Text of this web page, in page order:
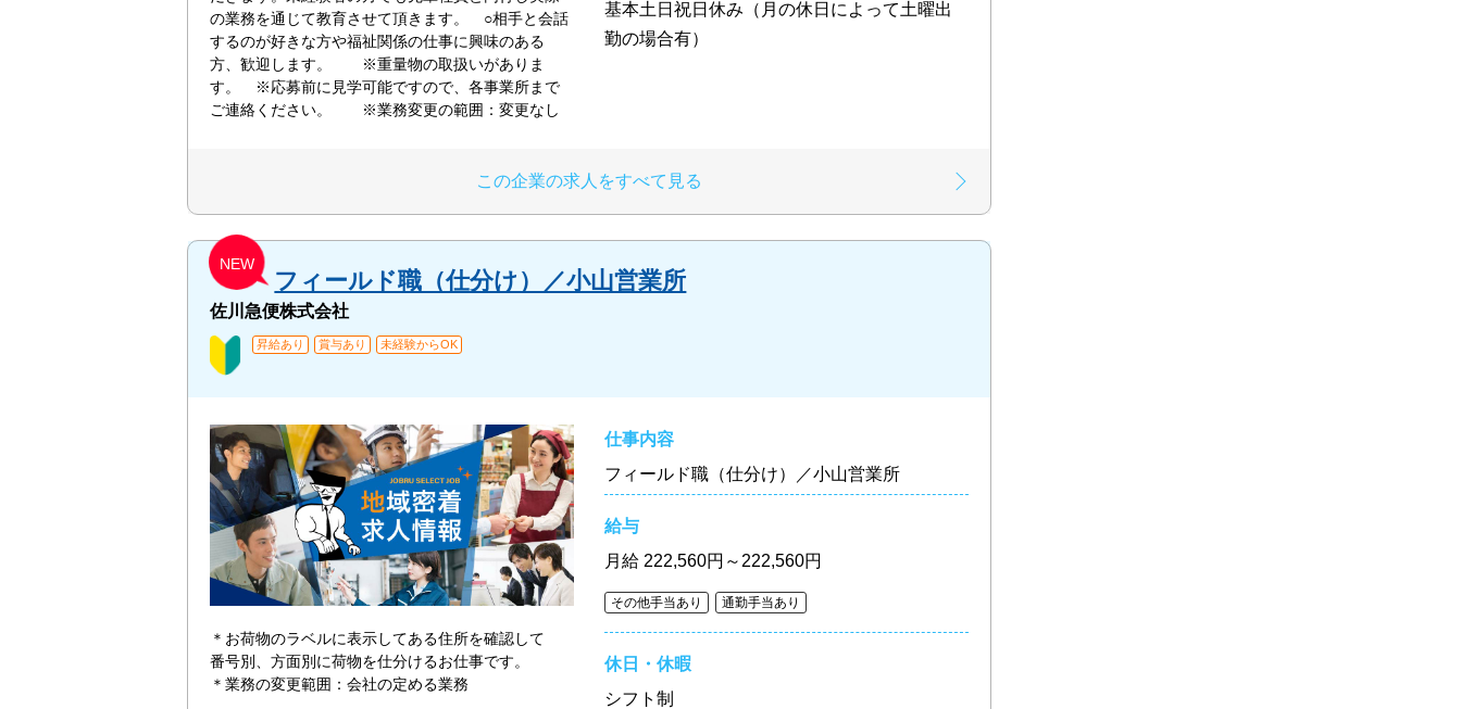
の業務を通じて教育させて頂きます。 ○相手と会話
するのが好きな方や福祉関係の仕事に興味のある
方、歓迎します。 ※重量物の取扱いがありま
す。 ※応募前に見学可能ですので、各事業所まで
ご連絡ください。 ※業務変更の範囲：変更なし
基本土日祝日休み（月の休日によって土曜出
勤の場合有）
この企業の求人をすべて見る
NEW
フィールド職（仕分け）／小山営業所
佐川急便株式会社
昇給あり 賞与あり 未経験からOK
＊お荷物のラベルに表示してある住所を確認して
番号別、方面別に荷物を仕分けるお仕事です。
＊業務の変更範囲：会社の定める業務
仕事内容
フィールド職（仕分け）／小山営業所
給与
月給 222,560円～222,560円
その他手当あり 通勤手当あり
休日・休暇
シフト制